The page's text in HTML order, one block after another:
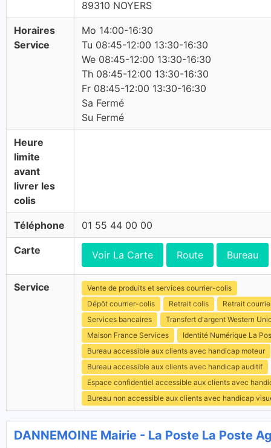
89310 NOYERS
Horaires
Service
Mo 14:00-16:30
Tu 08:45-12:00 13:30-16:30
We 08:45-12:00 13:30-16:30
Th 08:45-12:00 13:30-16:30
Fr 08:45-12:00 13:30-16:30
Sa Fermé
Su Fermé
Heure
limite
avant
livrer les
colis
Téléphone 01 55 44 00 00
Carte Voir La Carte Route Bureau
Service
Vente de produits et services courrier-colis
Dépôt courrier-colis
Retrait colis
Retrait
Services bancaires
Transfert d'argent Western
Maison France Services
Identité Numérique La
Bureau accessible aux clients avec handicap moteur
Bureau accessible aux clients avec handicap auditif
Espace confidentiel accessible aux clients avec
Bureau non accessible aux clients avec handicap
DANNEMOINE Mairie - La Poste La Poste